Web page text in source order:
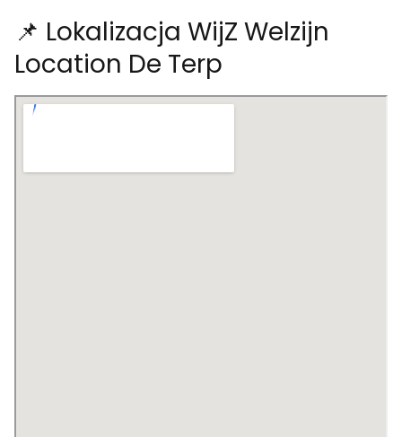
📌 Lokalizacja WijZ Welzijn
Location De Terp